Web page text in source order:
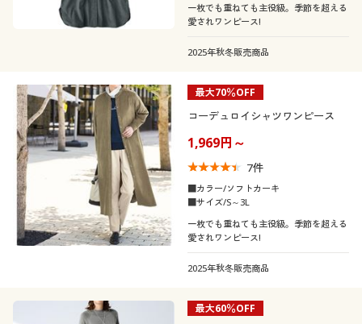
一枚でも重ねても主役級。季節を超える
愛されワンピース!
2025年秋冬販売商品
最大70％OFF
コーデュロイシャツワンピース
1,969円～
7件
■カラー/ソフトカーキ
■サイズ/S～3L
一枚でも重ねても主役級。季節を超える
愛されワンピース!
2025年秋冬販売商品
最大60％OFF